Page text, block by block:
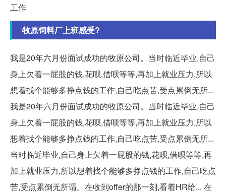
工作
牧原饲料厂上班感受?
我是20年六月份面试成功的牧原公司。当时临近毕业,自己
身上欠着一屁股的钱,花呗,借呗等等,再加上就业压力,所以
想着找个能够多挣点钱的工作,自己吃点苦,受点累倒无所...
我是20年六月份面试成功的牧原公司。当时临近毕业,自己
身上欠着一屁股的钱,花呗,借呗等等,再加上就业压力,所以
想着找个能够多挣点钱的工作,自己吃点苦,受点累倒无所...
当时临近毕业,自己身上欠着一屁股的钱,花呗,借呗等等,再
加上就业压力,所以想着找个能够多挣点钱的工作,自己吃点
苦,受点累倒无所谓。在收到offer的那一刻,看着HR给... 在